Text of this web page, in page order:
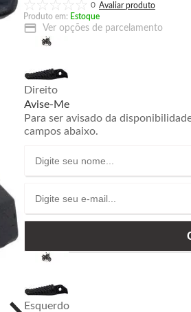
0
Produto em: Estoque
Ver opções de parcelamento
Direito
Avise-Me
Para ser avisado da
campos abaixo.
Esquerdo